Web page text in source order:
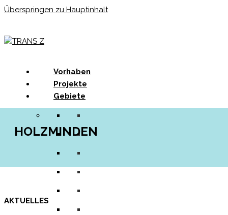
Überspringen zu Hauptinhalt
Vorhaben
Projekte
Gebiete
HOLZMINDEN
AKTUELLES